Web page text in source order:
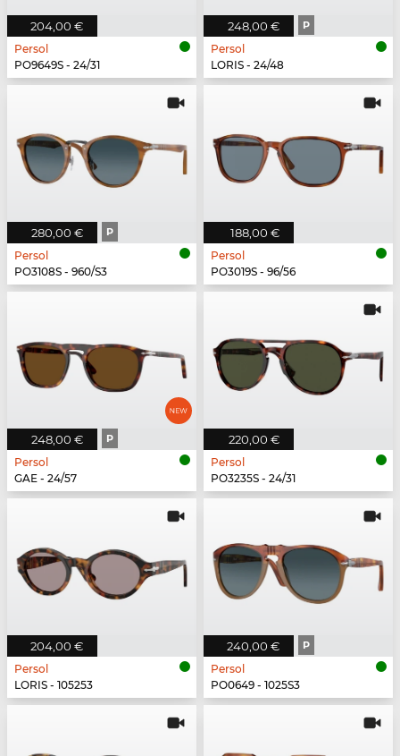
204,00 €
Persol
PO9649S - 24/31
248,00 € P
Persol
LORIS - 24/48
280,00 € P
Persol
PO3108S - 960/S3
188,00 €
Persol
PO3019S - 96/56
248,00 € P
Persol
GAE - 24/57
220,00 €
Persol
PO3235S - 24/31
204,00 €
Persol
LORIS - 105253
240,00 € P
Persol
PO0649 - 1025S3